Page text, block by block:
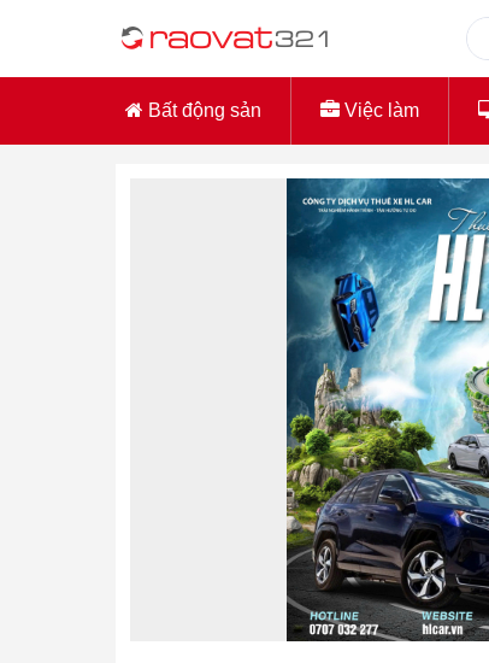
Bất động sản Việc làm